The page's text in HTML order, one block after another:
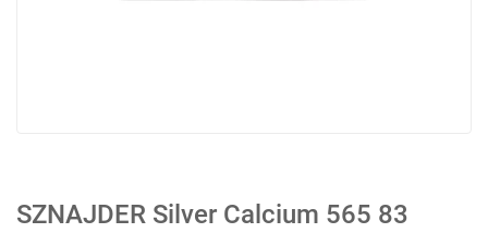
SZNAJDER Silver Calcium 565 83